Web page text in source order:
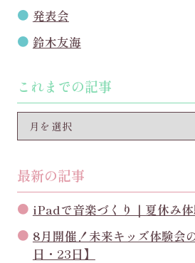
発表会
鈴木友海
これまでの記事
最新の記事
iPadで音楽づくり｜夏休み
8月開催！未来キッズ体験会
日・23日】